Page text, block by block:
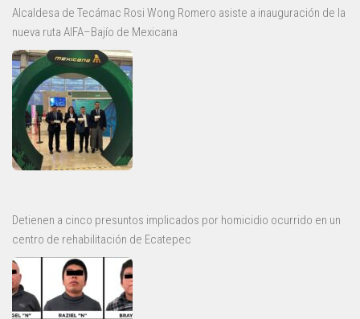
Alcaldesa de Tecámac Rosi Wong Romero asiste a inauguración de la
nueva ruta AIFA–Bajío de Mexicana
Detienen a cinco presuntos implicados por homicidio ocurrido en un
centro de rehabilitación de Ecatepec